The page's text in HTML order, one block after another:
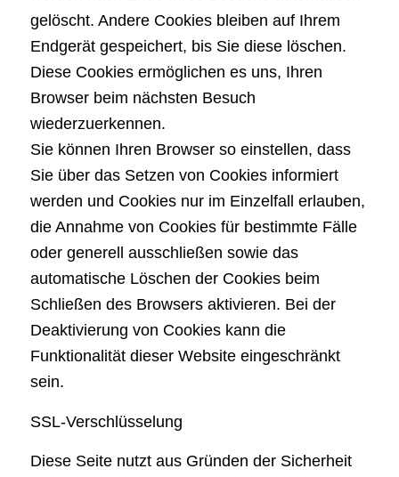
gelöscht. Andere Cookies bleiben auf Ihrem
Endgerät gespeichert, bis Sie diese löschen.
Diese Cookies ermöglichen es uns, Ihren
Browser beim nächsten Besuch
wiederzuerkennen.
Sie können Ihren Browser so einstellen, dass
Sie über das Setzen von Cookies informiert
werden und Cookies nur im Einzelfall erlauben,
die Annahme von Cookies für bestimmte Fälle
oder generell ausschließen sowie das
automatische Löschen der Cookies beim
Schließen des Browsers aktivieren. Bei der
Deaktivierung von Cookies kann die
Funktionalität dieser Website eingeschränkt
sein.
SSL-Verschlüsselung
Diese Seite nutzt aus Gründen der Sicherheit